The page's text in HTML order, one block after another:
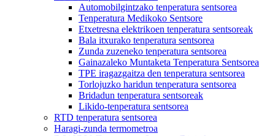
Automobilgintzako tenperatura sentsorea
Tenperatura Medikoko Sentsore
Etxetresna elektrikoen tenperatura sentsoreak
Bala itxurako tenperatura sentsorea
Zunda zuzeneko tenperatura sentsorea
Gainazaleko Muntaketa Tenperatura Sentsorea
TPE iragazgaitza den tenperatura sentsorea
Torlojuzko haridun tenperatura sentsorea
Bridadun tenperatura sentsoreak
Likido-tenperatura sentsorea
RTD tenperatura sentsorea
Haragi-zunda termometroa